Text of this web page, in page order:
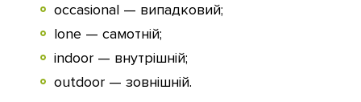
occasional — випадковий;
lone — самотній;
indoor — внутрішній;
outdoor — зовнішній.